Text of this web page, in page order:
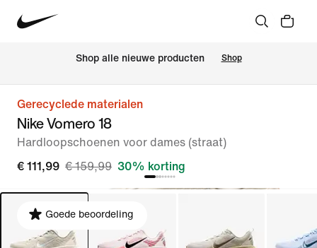
Shop alle nieuwe producten Shop
Gerecyclede materialen
Nike Vomero 18
Hardloopschoenen voor dames (straat)
€ 111,99 € 159,99 30% korting
Goede beoordeling